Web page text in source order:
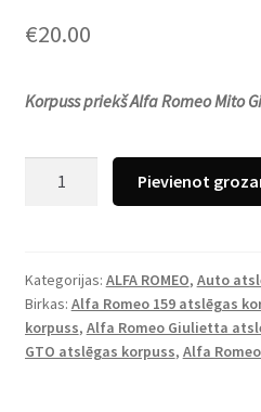
€20.00
Korpuss priekš Alfa Romeo Mito
Giulietta
|
GTO
|
Pievienot
Kategorijas: ALFA ROMEO, Auto
Birkas: Alfa Romeo 159 atslēgas
korpuss, Alfa Romeo Giulietta
GTO atslēgas korpuss, Alfa